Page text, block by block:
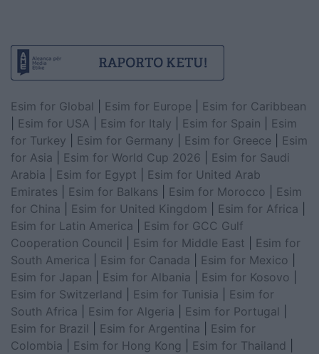
Esim for Global Esim for Europe
Esim for Caribbean
Esim for USA Esim for Italy Esim for Spain
Esim
for Turkey
Esim for Germany Esim for Greece
Esim
for Asia
Esim for World Cup 2026
Esim for Saudi
Arabia
Esim for Egypt
Esim for United Arab
Emirates
Esim for Balkans Esim for Morocco
Esim
for China
Esim for United Kingdom Esim for Africa
Esim for Latin America
Esim for GCC Gulf
Cooperation Council
Esim for Middle East
Esim for
South America
Esim for Canada Esim for Mexico
Esim for Japan
Esim for Albania Esim for Kosovo
Esim for Switzerland
Esim for Tunisia
Esim for
South Africa
Esim for Algeria Esim for Portugal
Esim for Brazil
Esim for Argentina
Esim for
Colombia
Esim for Hong Kong Esim for Thailand